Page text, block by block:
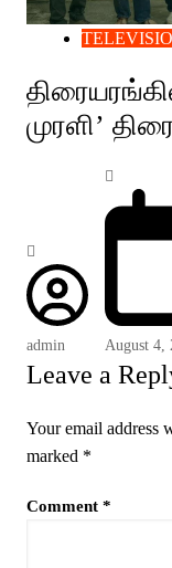
முரளி’
admin August 4,
Leave a
Your email address
marked *
Comment *